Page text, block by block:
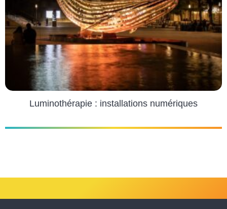
Luminothérapie : installations numériques